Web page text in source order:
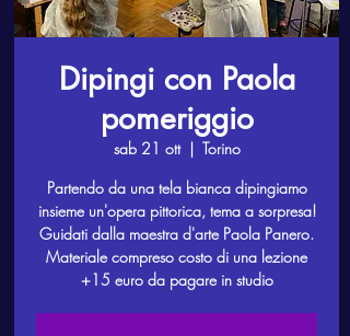
Dipingi con Paola
pomeriggio
sab 21 ott
  |
Torino
Partendo da una tela bianca dipingiamo
insieme un'opera pittorica, tema a sorpresa!
Guidati dalla maestra d'arte Paola Panero.
Materiale compreso costo di una lezione
+15 euro da pagare in studio